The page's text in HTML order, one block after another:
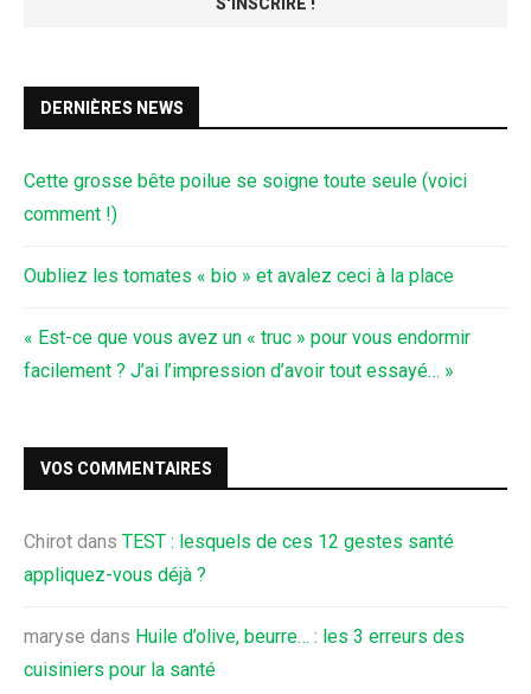
DERNIÈRES NEWS
Cette grosse bête poilue se soigne toute seule (voici
comment !)
Oubliez les tomates « bio » et avalez ceci à la place
« Est-ce que vous avez un « truc » pour vous endormir
facilement ? J’ai l’impression d’avoir tout essayé… »
VOS COMMENTAIRES
Chirot dans TEST : lesquels de ces 12 gestes santé
appliquez-vous déjà ?
maryse dans Huile d’olive, beurre… : les 3 erreurs des
cuisiniers pour la santé